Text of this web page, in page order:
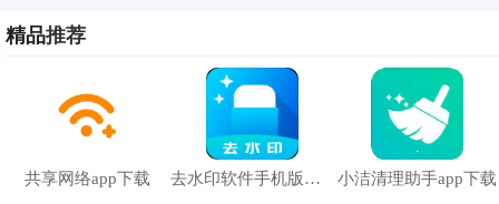
精品推荐
共享网络app下载 去水印软件手机版下载 小洁清理助手app下载